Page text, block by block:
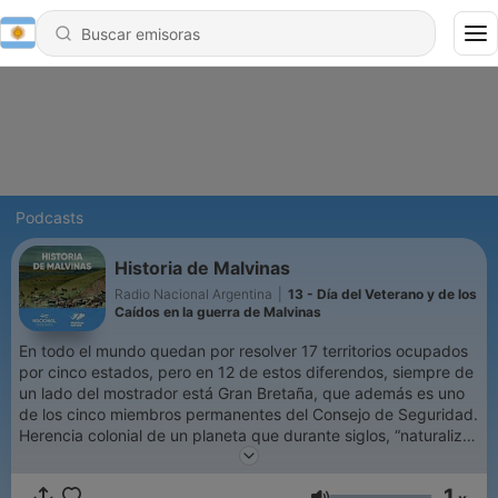
Podcasts
Historia de Malvinas
Radio Nacional Argentina
13 - Día del Veterano y de los
Caídos en la guerra de Malvinas
En todo el mundo quedan por resolver 17 territorios ocupados
por cinco estados, pero en 12 de estos diferendos, siempre de
un lado del mostrador está Gran Bretaña, que además es uno
de los cinco miembros permanentes del Consejo de Seguridad.
Herencia colonial de un planeta que durante siglos, “naturalizó”
un sometimiento que apagó lenguas, culturas y religiones; que